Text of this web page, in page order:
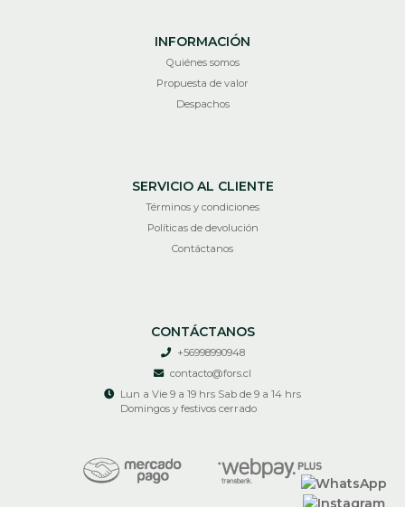
INFORMACIÓN
Quiénes somos
Propuesta de valor
Despachos
SERVICIO AL CLIENTE
Términos y condiciones
Políticas de devolución
Contáctanos
CONTÁCTANOS
+56998990948
contacto@fors.cl
Lun a Vie 9 a 19 hrs Sab de 9 a 14 hrs
Domingos y festivos cerrado